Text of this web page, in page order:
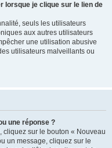
lorsque je clique sur le lien de
seuls les utilisateurs
aux autres utilisateurs
une utilisation abusive
utilisateurs malveillants ou
une réponse ?
cliquez sur le bouton « Nouveau
un message, cliquez sur le